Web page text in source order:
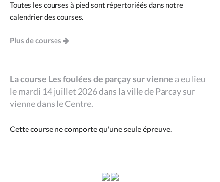
Toutes les courses à pied sont répertoriéés dans notre
calendrier des courses.
Plus de courses
La course Les foulées de parçay sur vienne a eu lieu
le mardi 14 juillet 2026 dans la ville de Parcay sur
vienne dans le Centre.
Cette course ne comporte qu'une seule épreuve.